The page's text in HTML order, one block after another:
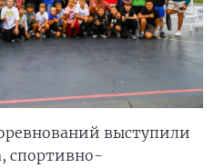
выступили
спортивно-